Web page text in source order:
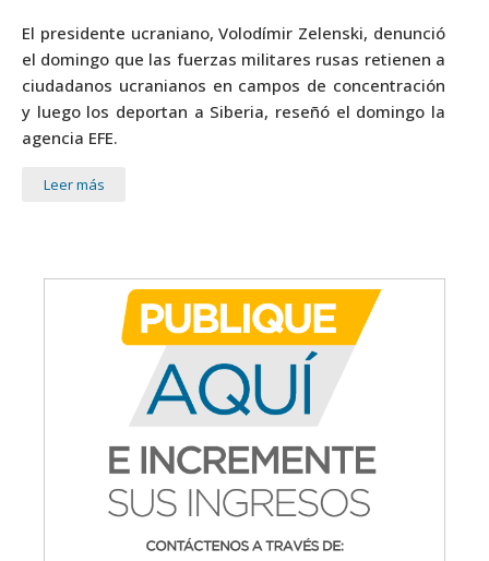
El presidente ucraniano, Volodímir Zelenski, denunció
el domingo que las fuerzas militares rusas retienen a
ciudadanos ucranianos en campos de concentración
y luego los deportan a Siberia, reseñó el domingo la
agencia EFE.
Leer más